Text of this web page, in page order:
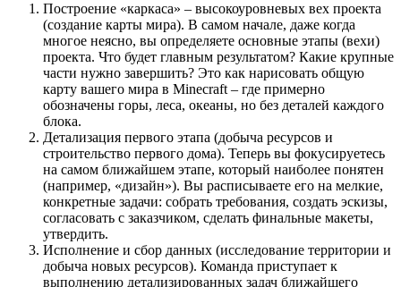
Построение «каркаса» – высокоуровневых вех проекта
(создание карты мира). В самом начале, даже когда
многое неясно, вы определяете основные этапы (вехи)
проекта. Что будет главным результатом? Какие крупные
части нужно завершить? Это как нарисовать общую
карту вашего мира в Minecraft – где примерно
обозначены горы, леса, океаны, но без деталей каждого
блока.
Детализация первого этапа (добыча ресурсов и
строительство первого дома). Теперь вы фокусируетесь
на самом ближайшем этапе, который наиболее понятен
(например, «дизайн»). Вы расписываете его на мелкие,
конкретные задачи: собрать требования, создать эскизы,
согласовать с заказчиком, сделать финальные макеты,
утвердить.
Исполнение и сбор данных (исследование территории и
добыча новых ресурсов). Команда приступает к
выполнению детализированных задач ближайшего